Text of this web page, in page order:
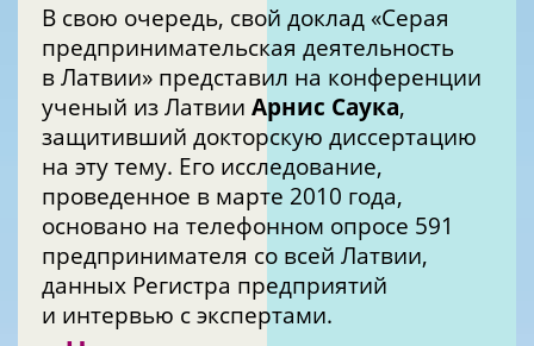
В свою очередь, свой доклад «Серая
предпринимательская деятельность
в Латвии» представил на конференции
ученый из Латвии Арнис Саука,
защитивший докторскую диссертацию
на эту тему. Его исследование,
проведенное в марте 2010 года,
основано на телефонном опросе 591
предпринимателя со всей Латвии,
данных Регистра предприятий
и интервью с экспертами.